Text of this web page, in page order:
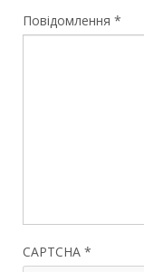
Повідомлення *
CAPTCHA *